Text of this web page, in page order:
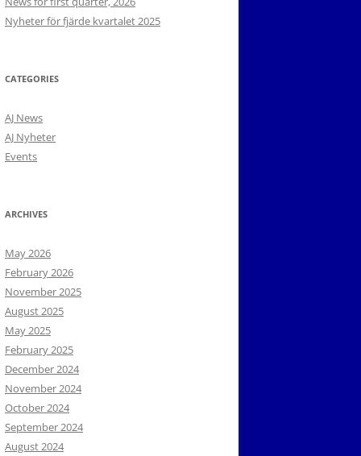
Nyheter för fjärde kvartalet 2025
CATEGORIES
AJ News
AJ Nyheter
Events
ARCHIVES
May 2026
February 2026
November 2025
August 2025
May 2025
February 2025
December 2024
November 2024
October 2024
September 2024
August 2024